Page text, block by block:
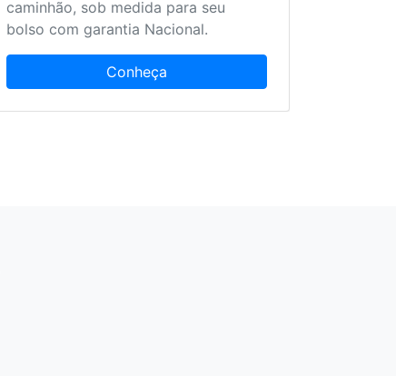
caminhão, sob medida para seu
bolso com garantia Nacional.
Conheça